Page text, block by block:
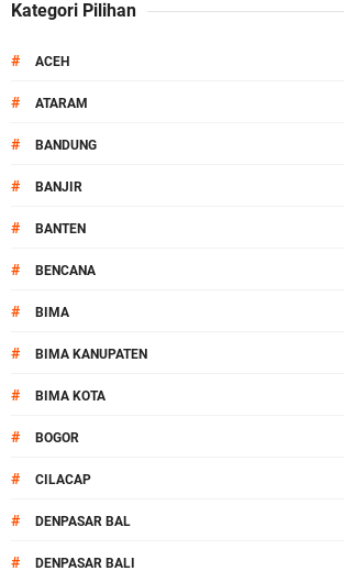
Kategori Pilihan
# ACEH
# ATARAM
# BANDUNG
# BANJIR
# BANTEN
# BENCANA
# BIMA
# BIMA KANUPATEN
# BIMA KOTA
# BOGOR
# CILACAP
# DENPASAR BAL
# DENPASAR BALI